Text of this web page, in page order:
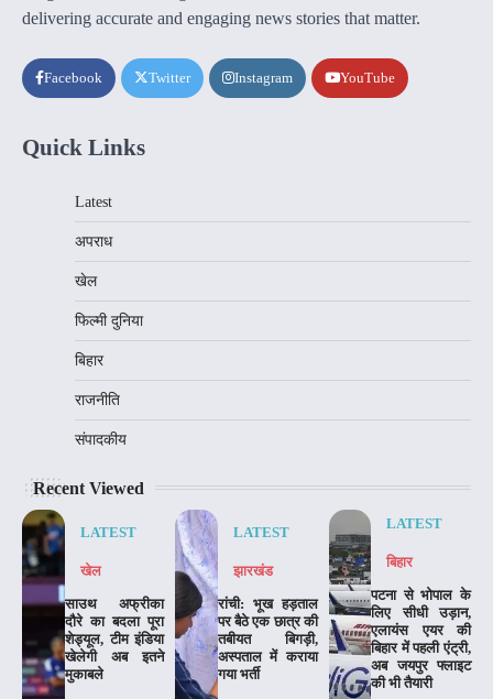
delivering accurate and engaging news stories that matter.
Facebook Twitter Instagram YouTube
Quick Links
Latest
अपराध
खेल
फिल्मी दुनिया
बिहार
राजनीति
संपादकीय
Recent Viewed
LATEST
खेल
साउथ अफ्रीका
दौरे का बदला पूरा
शेड्यूल, टीम इंडिया
खेलेगी अब इतने
मुकाबले
LATEST
झारखंड
रांची: भूख हड़ताल
पर बैठे एक छात्र की
तबीयत बिगड़ी,
अस्पताल में कराया
गया भर्ती
LATEST
बिहार
पटना से भोपाल के
लिए सीधी उड़ान,
एलायंस एयर की
बिहार में पहली एंट्री,
अब जयपुर फ्लाइट
की भी तैयारी